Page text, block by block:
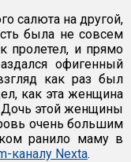
салюта на другой,
была не совсем
пролетел, и прямо
офигенный
как раз был
как эта женщина
Дочь этой женщины
очень большим
ранило маму в
каналу Nexta.